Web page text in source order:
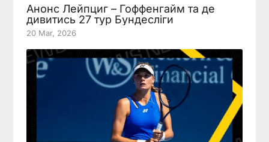
Анонс Лейпциг – Гоффенгайм та де
дивитись 27 тур Бундесліги
20 Mar, 2026